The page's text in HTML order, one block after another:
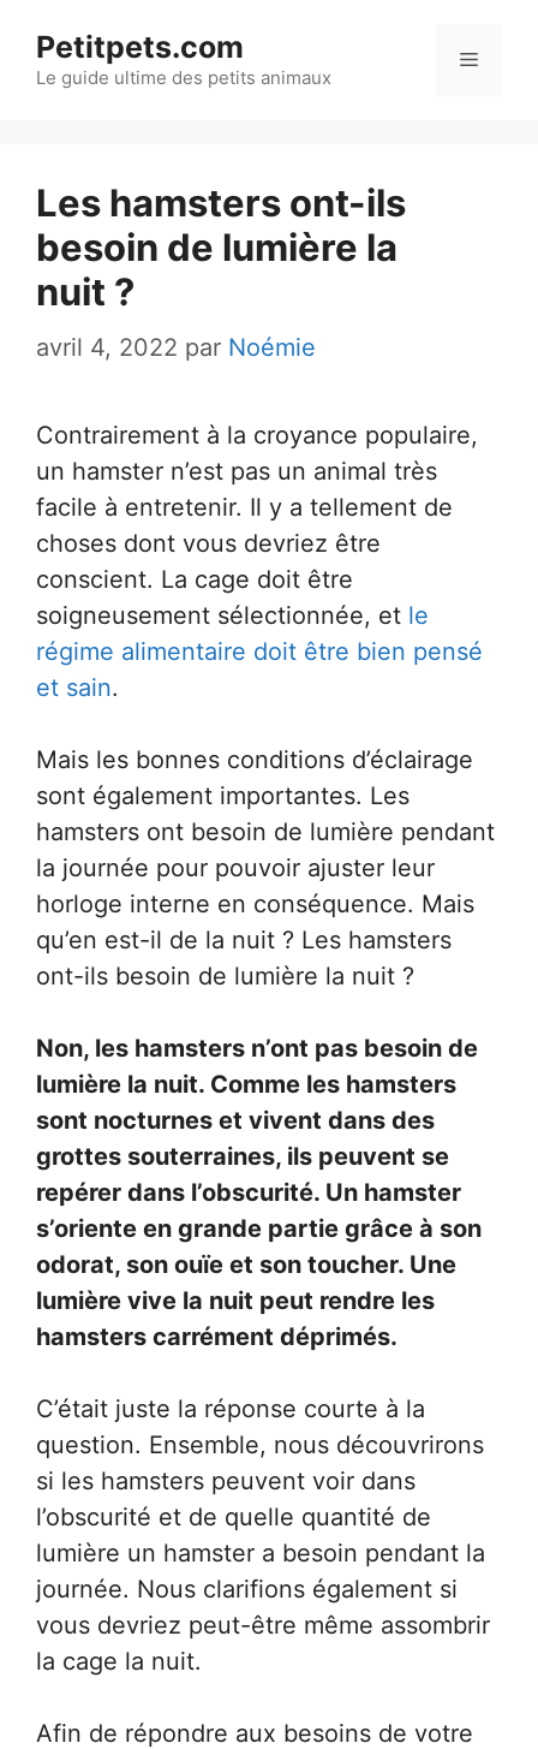
contenu
Petitpets.com
Le guide ultime des petits animaux
Menu
Les hamsters ont-ils
besoin de lumière la
nuit ?
avril 4, 2022 par Noémie
Contrairement à la croyance populaire,
un hamster n’est pas un animal très
facile à entretenir. Il y a tellement de
choses dont vous devriez être
conscient. La cage doit être
soigneusement sélectionnée, et le
régime alimentaire doit être bien pensé
et sain.
Mais les bonnes conditions d’éclairage
sont également importantes. Les
hamsters ont besoin de lumière pendant
la journée pour pouvoir ajuster leur
horloge interne en conséquence. Mais
qu’en est-il de la nuit ? Les hamsters
ont-ils besoin de lumière la nuit ?
Non, les hamsters n’ont pas besoin de
lumière la nuit. Comme les hamsters
sont nocturnes et vivent dans des
grottes souterraines, ils peuvent se
repérer dans l’obscurité. Un hamster
s’oriente en grande partie grâce à son
odorat, son ouïe et son toucher. Une
lumière vive la nuit peut rendre les
hamsters carrément déprimés.
C’était juste la réponse courte à la
question. Ensemble, nous découvrirons
si les hamsters peuvent voir dans
l’obscurité et de quelle quantité de
lumière un hamster a besoin pendant la
journée. Nous clarifions également si
vous devriez peut-être même assombrir
la cage la nuit.
Afin de répondre aux besoins de votre